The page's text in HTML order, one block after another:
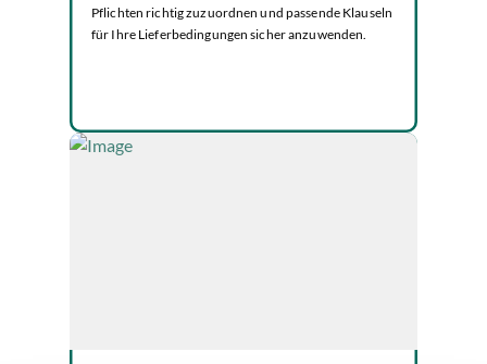
Pflichten richtig zuzuordnen und passende Klauseln
für Ihre Lieferbedingungen sicher anzuwenden.